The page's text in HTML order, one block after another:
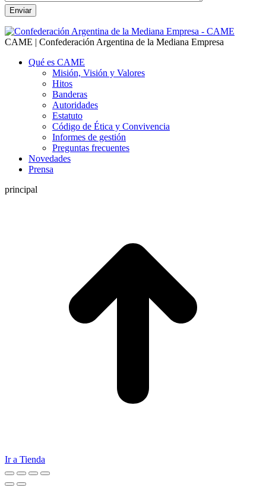
CAME | Confederación Argentina de la Mediana Empresa
Qué es CAME
Misión, Visión y Valores
Hitos
Banderas
Autoridades
Estatuto
Código de Ética y Convivencia
Informes de gestión
Preguntas frecuentes
Novedades
Prensa
principal
Ir a Tienda